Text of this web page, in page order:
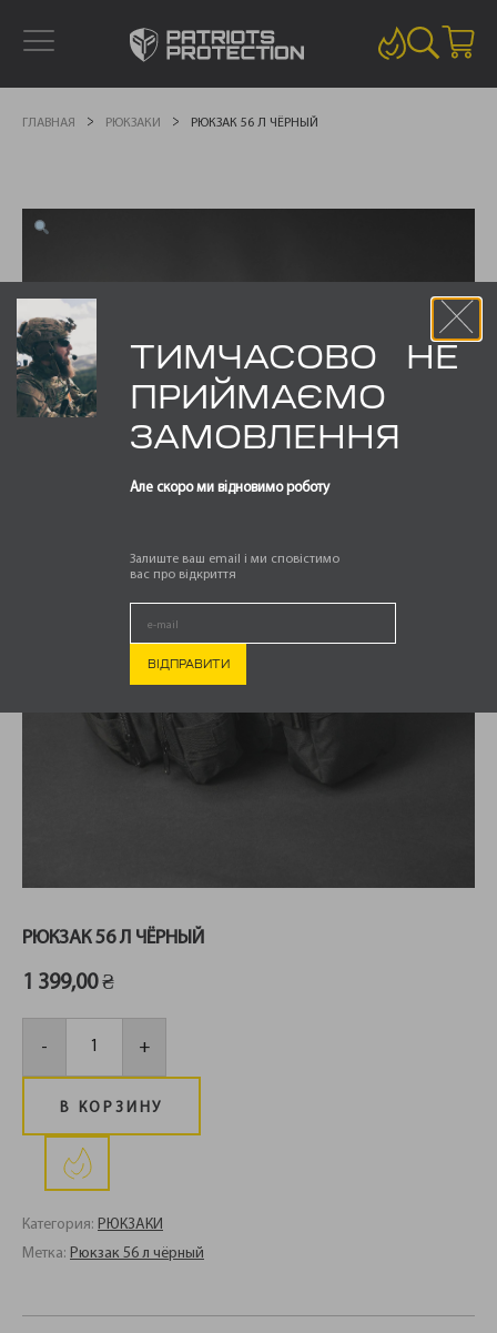
ГЛАВНАЯ РЮКЗАКИ РЮКЗАК 56 Л ЧЁРНЫЙ
РЮКЗАК 56 Л ЧЁРНЫЙ
1 399,00₴
-
товара
Рюкзак
л
+
В КОРЗИНУ
Категория: РЮКЗАКИ
Метка: Рюкзак 56 л чёрный
ТИМЧАСОВО НЕ
ПРИЙМАЄМО
ЗАМОВЛЕННЯ
Але скоро ми відновимо роботу
Залиште ваш email і ми сповістимо
вас про відкриття